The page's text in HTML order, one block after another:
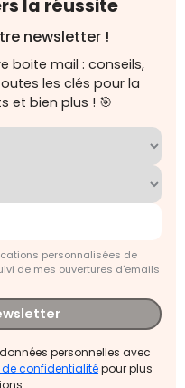
la réussite
newsletter !
boite mail : conseils,
les clés pour la
et bien plus ! 🎯
personnalisées de
de mes ouvertures d'emails
personnelles avec
de confidentialitépour plus